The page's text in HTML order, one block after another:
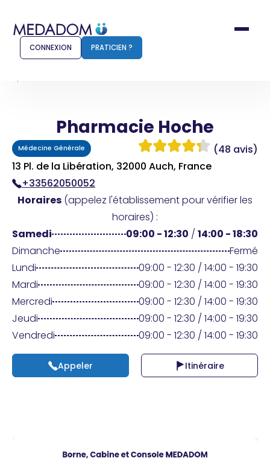
Comment ça marche ?
Pour les patients
Pharmacien
Connexion
Praticien ?
CONNEXION PRATICIEN ?
Pharmacie Hoche
Médecine Générale
(48 avis)
13 Pl. de la Libération, 32000 Auch, France
+33562050052
Horaires (appelez l'établissement pour vérifier les
horaires) :
Samedi
09:00 - 12:30 / 14:00 - 18:30
Dimanche
Fermé
Lundi
09:00 - 12:30 / 14:00 - 19:30
Mardi
09:00 - 12:30 / 14:00 - 19:30
Mercredi
09:00 - 12:30 / 14:00 - 19:30
Jeudi
09:00 - 12:30 / 14:00 - 19:30
Vendredi
09:00 - 12:30 / 14:00 - 19:30
Appeler Itinéraire